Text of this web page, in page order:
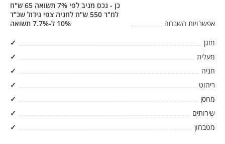
אפשרויות השבחה
כן - נכס מניב לפי 7% תשואה 65 ש"ח
למ"ר 550 ש"ח לחניה צפי גידול שכ"ד
10% ל-7.7% תשואה
מזגן
✓
מעלית
✓
חניה
✓
ריהוט
✓
מחסן
✓
שירותים
✓
מטבחון
✓